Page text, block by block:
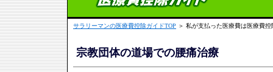
サラリーマンの医療費控除ガイドTOP ＞ 私が支払った医療費は医療費
宗教団体の道場での腰痛治療